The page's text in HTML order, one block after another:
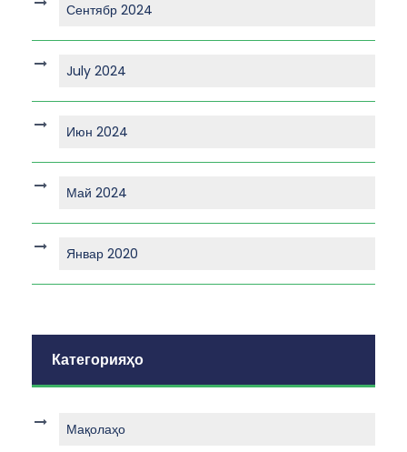
Сентябр 2024
July 2024
Июн 2024
Май 2024
Январ 2020
Категорияҳо
Мақолаҳо